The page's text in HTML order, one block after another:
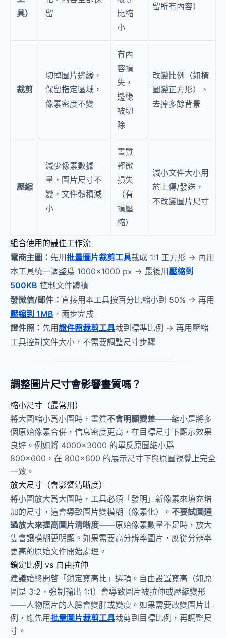
具）
留
比縮
小
留所有內容）
裁剪
切掉圖片邊緣，
保留指定區域，
像素密度不變
有內
容損
失，
邊緣
被切
除
改變比例（如橫
圖變正方形）、
去掉多餘背景
壓縮
減少像素數據
量，圖片尺寸不
變，文件體積減
小
畫質
輕微
損失
（有
損壓
縮）
減小文件大小用
於上傳/發送，
不改變圖片尺寸
組合使用的最佳工作流
電商主圖： 先用批量圖片裁剪工具裁成 1:1 正方形 → 再用
本工具統一調整爲 1000×1000 px → 最後用壓縮到
500KB 控制文件體積
發微信/郵件： 直接用本工具按百分比縮小到 50% → 再用
壓縮到 1MB ，兩步完成
證件照： 先用證件照裁剪工具裁到標準比例 → 再用壓縮
工具控制文件大小，不需要調整尺寸步驟
調整圖片尺寸會影響畫質嗎？
縮小尺寸（最常用）
將大圖縮小爲小圖時，畫質不會明顯變差——縮小是將多
個原始像素合併，信息密度更高，在目標尺寸下顯示效果
良好。例如將 4000×3000 的單反原圖縮小爲
800×600，在 800×600 的展示尺寸下與原圖視覺上完全
一致。
放大尺寸（會影響清晰度）
將小圖放大爲大圖時，工具必須「發明」新像素來填充增
加的尺寸，這會導致圖片變模糊（像素化）。 不要試圖通
過放大來提高圖片清晰度——原始像素數量不足時，放大
隻會讓模糊更明顯。如果需要高分辨率圖片，應從分辨率
更高的原始文件開始處理。
鎖定比例 vs 自由拉伸
建議始終開啓「鎖定寬高比」選項。自由設置寬高（如原
圖是 3:2，強制輸出 1:1）會導致圖片被拉伸或壓縮變形
——人物照片的人臉會變胖或變瘦。如果需要改變圖片比
例，應先用批量圖片裁剪工具裁剪到目標比例，再調整尺
寸。